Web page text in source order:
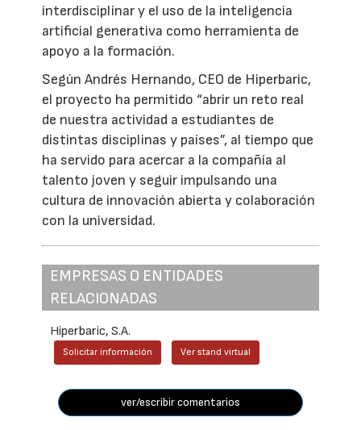
interdisciplinar y el uso de la inteligencia
artificial generativa como herramienta de
apoyo a la formación.
Según Andrés Hernando, CEO de Hiperbaric,
el proyecto ha permitido “abrir un reto real
de nuestra actividad a estudiantes de
distintas disciplinas y países”, al tiempo que
ha servido para acercar a la compañía al
talento joven y seguir impulsando una
cultura de innovación abierta y colaboración
con la universidad.
EMPRESAS O ENTIDADES
RELACIONADAS
Hiperbaric, S.A.
Solicitar información Ver stand virtual
ver/escribir comentarios